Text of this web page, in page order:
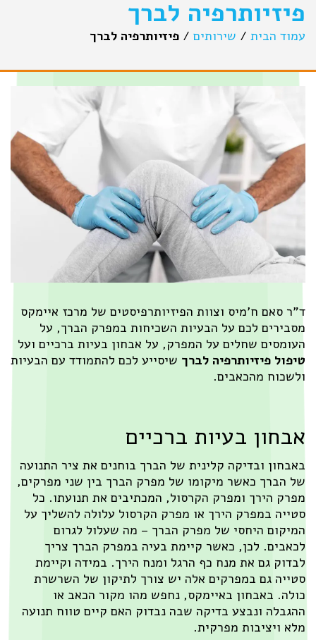
לברך
הבית/שירותים/פיזיותרפיה לברך
סאם ח'מיס וצוות הפיזיותרפיסטים של מרכז איימקס
לכם על הבעיות השכיחות במפרק הברך, על
שחלים על המפרק, על אבחון בעיות ברכיים ועל
פיזיותרפיה לברךשיסייע לכם להתמודד עם הבעיות
מהכאבים.
בעיות ברכיים
ובדיקה קלינית של הברך בוחנים את ציר התנועה
הברך כאשר מיקומו של מפרק הברך בין שני מפרקים,
הירך ומפרק הקרסול, המכתיבים את תנועתו. כל
במפרק הירך או מפרק הקרסול עלולה להשליך על
היחסי של מפרק הברך – מה שעלול לגרום
לכן, כאשר קיימת בעיה במפרק הברך צריך
גם את מנח כף הרגל ומנח הירך. במידה וקיימת
גם במפרקים אלה יש צורך לתיקון של השרשרת
באבחון באיימקס, נחפש מהו מקור הכאב או
ונבצע בדיקה שבה נבדוק האם קיים טווח תנועה
ויציבות מפרקית.